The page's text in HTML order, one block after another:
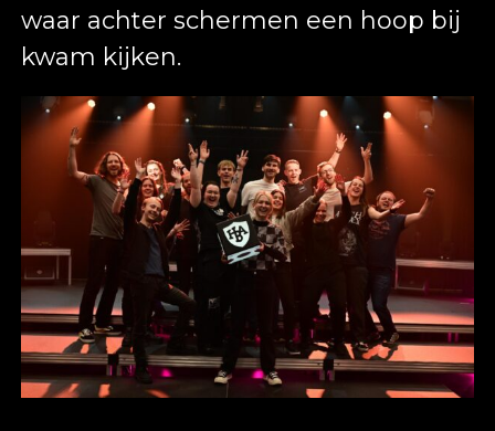
waar achter schermen een hoop bij
kwam kijken.